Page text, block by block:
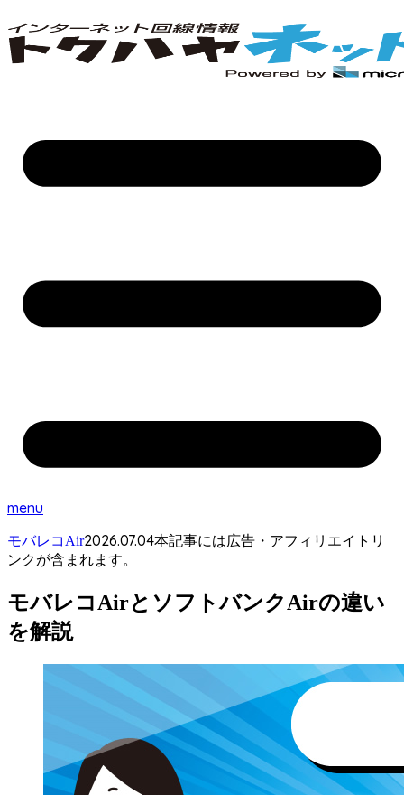
menu
モバレコAir2026.07.04本記事には広告・アフィリエイトリ
ンクが含まれます。
モバレコAirとソフトバンクAirの違い
を解説